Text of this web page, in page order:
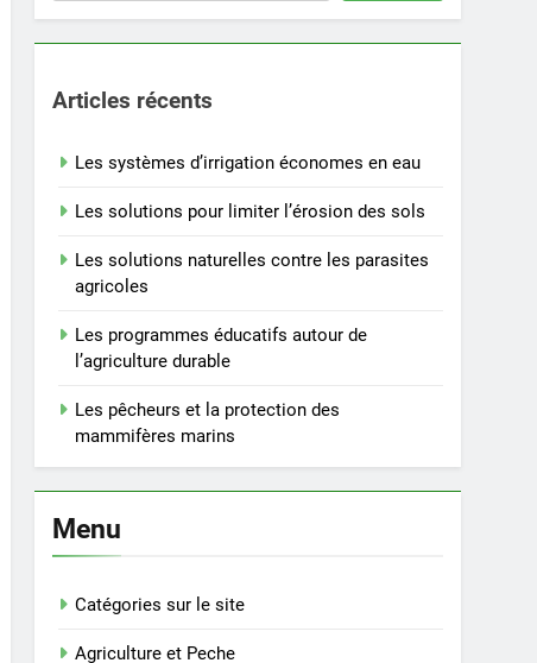
Articles récents
Les systèmes d’irrigation économes en eau
Les solutions pour limiter l’érosion des sols
Les solutions naturelles contre les parasites
agricoles
Les programmes éducatifs autour de
l’agriculture durable
Les pêcheurs et la protection des
mammifères marins
Menu
Catégories sur le site
Agriculture et Peche